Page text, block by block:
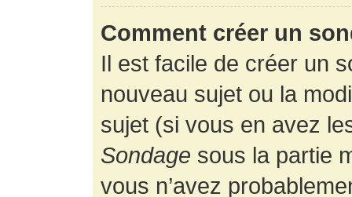
Comment créer un
Il est facile de créer un
nouveau sujet ou la
sujet (si vous en avez
Sondage sous la partie
vous n’avez